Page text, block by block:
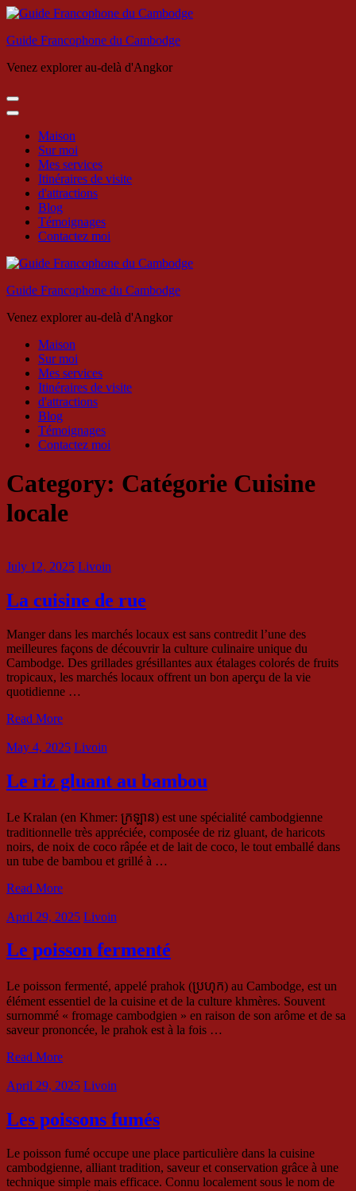
Skip
content
Enter)
Guide Francophone du Cambodge
Venez explorer au-delà d'Angkor
Maison
Sur moi
Mes services
Itinéraires de visite
d'attractions
Blog
Témoignages
Contactez moi
Guide Francophone du Cambodge
Venez explorer au-delà d'Angkor
Maison
Sur moi
Mes services
Itinéraires de visite
d'attractions
Blog
Témoignages
Contactez moi
Category: Catégorie Cuisine
locale
July 12, 2025 Livoin
La cuisine de rue
Manger dans les marchés locaux est sans contredit l’une des
meilleures façons de découvrir la culture culinaire unique du
Cambodge. Des grillades grésillantes aux étalages colorés de fruits
tropicaux, les marchés locaux offrent un bon aperçu de la vie
quotidienne …
Read More
May 4, 2025 Livoin
Le riz gluant au bambou
Le Kralan (en Khmer: ក្រឡាន) est une spécialité cambodgienne
traditionnelle très appréciée, composée de riz gluant, de haricots
noirs, de noix de coco râpée et de lait de coco, le tout emballé dans
un tube de bambou et grillé à …
Read More
April 29, 2025 Livoin
Le poisson fermenté
Le poisson fermenté, appelé prahok (ប្រហុក) au Cambodge, est un
élément essentiel de la cuisine et de la culture khmères. Souvent
surnommé « fromage cambodgien » en raison de son arôme et de sa
saveur prononcée, le prahok est à la fois …
Read More
April 29, 2025 Livoin
Les poissons fumés
Le poisson fumé occupe une place particulière dans la cuisine
cambodgienne, alliant tradition, saveur et conservation grâce à une
technique simple mais efficace. Connu localement sous le nom de